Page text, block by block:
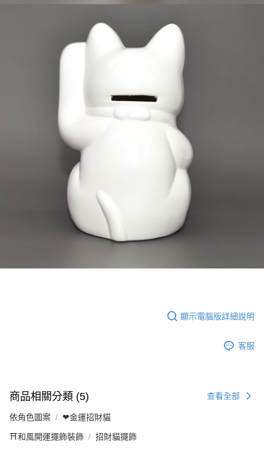
顯示電腦版詳細說明
客服
商品相關分類 (5) 查看全部
依角色圖案 ❤金運招財貓
⛩️和風開運擺飾裝飾 招財貓擺飾